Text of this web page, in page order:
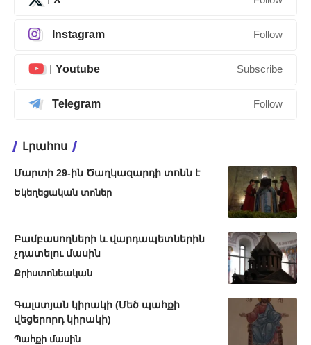
Instagram Follow
Youtube Subscribe
Telegram Follow
Լրահոս
Մարտի 29-ին Ծաղկազարդի տոնն է
Եկեղեցական տոներ
Բամբասողների և վարդապետներին
չդատելու մասին
Քրիստոնեական
Գալստյան կիրակի (Մեծ պահքի
վեցերորդ կիրակի)
Պահքի մասին